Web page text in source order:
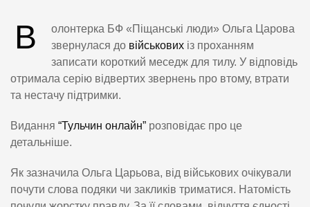
В
олонтерка БФ «Піщанські люди» Ольга Царова
звернулася до військових із проханням
записати короткий меседж для тилу. У відповідь
отримала серію відвертих звернень про втому, втрати
та нестачу підтримки.
Видання “Тульчин онлайн” розповідає про це
детальніше.
Як зазначила Ольга Царьова, від військових очікували
почути слова подяки чи закликів триматися. Натомість